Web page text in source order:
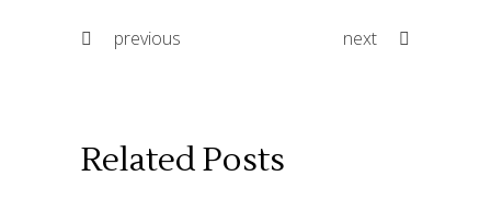
previous next
Related Posts